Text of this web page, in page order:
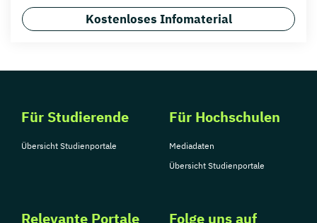
Kostenloses Infomaterial
Für Studierende
Übersicht Studienportale
Für Hochschulen
Mediadaten
Übersicht Studienportale
Relevante Portale Folge uns auf